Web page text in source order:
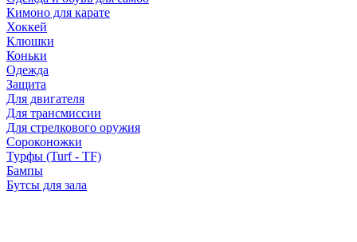
Кимоно для карате
Хоккей
Клюшки
Коньки
Одежда
Защита
Для двигателя
Для трансмиссии
Для стрелкового оружия
Сороконожки
Турфы (Turf - TF)
Бампы
Бутсы для зала